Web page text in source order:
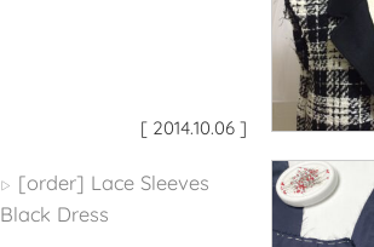
[ 2014.10.06 ]
▷
[order] Lace Sleeves
Black Dress